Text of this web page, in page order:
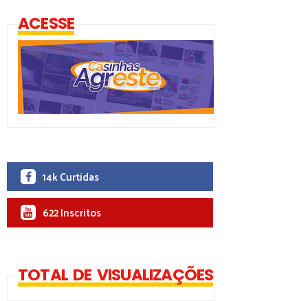
ACESSE
14k Curtidas
622 Inscritos
TOTAL DE VISUALIZAÇÕES